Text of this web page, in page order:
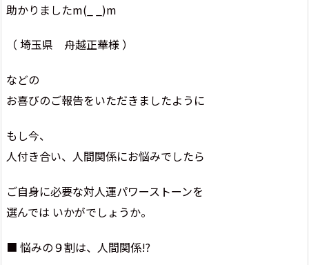
助かりましたm(_ _)m
（ 埼玉県 舟越正華様 ）
などの
お喜びのご報告をいただきましたように
もし今、
人付き合い、人間関係にお悩みでしたら
ご自身に必要な対人運パワーストーンを
選んでは いかがでしょうか。
■ 悩みの９割は、人間関係!?